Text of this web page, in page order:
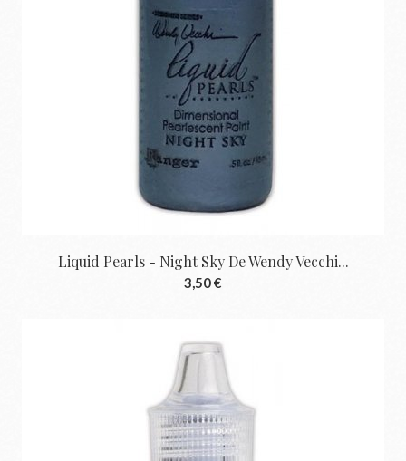
Liquid Pearls - Night Sky De Wendy Vecchi...
3,50 €